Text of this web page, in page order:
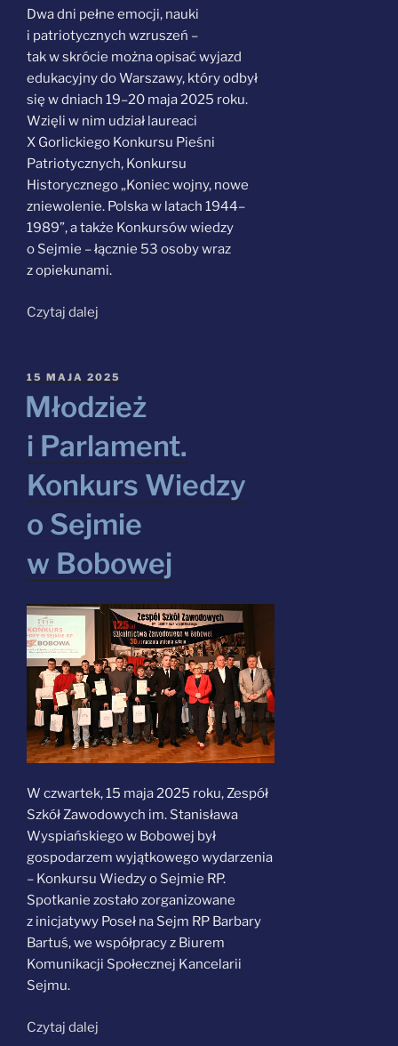
Dwa dni pełne emocji, nauki
i patriotycznych wzruszeń –
tak w skrócie można opisać wyjazd
edukacyjny do Warszawy, który odbył
się w dniach 19–20 maja 2025 roku.
Wzięli w nim udział laureaci
X Gorlickiego Konkursu Pieśni
Patriotycznych, Konkursu
Historycznego „Koniec wojny, nowe
zniewolenie. Polska w latach 1944–
1989”, a także Konkursów wiedzy
o Sejmie – łącznie 53 osoby wraz
z opiekunami.
Czytaj dalej
–
edukacyjna
podróż
do serca
Polski”
OPUBLIKOWANE
15 MAJA 2025
Młodzież
i Parlament.
Konkurs Wiedzy
o Sejmie
w Bobowej
W czwartek, 15 maja 2025 roku, Zespół
Szkół Zawodowych im. Stanisława
Wyspiańskiego w Bobowej był
gospodarzem wyjątkowego wydarzenia
– Konkursu Wiedzy o Sejmie RP.
Spotkanie zostało zorganizowane
z inicjatywy Poseł na Sejm RP Barbary
Bartuś, we współpracy z Biurem
Komunikacji Społecznej Kancelarii
Sejmu.
Czytaj dalej